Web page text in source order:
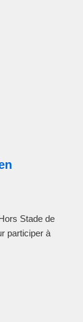
Stade de
participer à